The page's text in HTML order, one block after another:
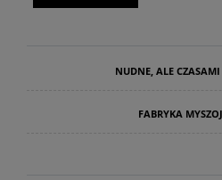
NUDNE, ALE CZASAMI
FABRYKA